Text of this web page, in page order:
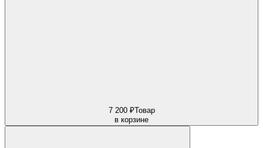
7 200 ₽Товар
в корзине